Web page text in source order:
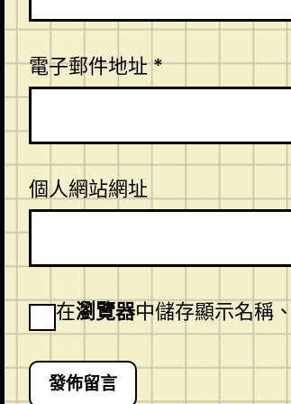
電子郵件地址*
個人網站網址
在瀏覽器中儲存顯示名稱